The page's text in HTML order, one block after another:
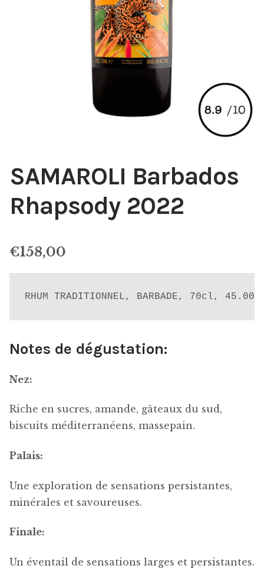
SAMAROLI Barbados
Rhapsody 2022
€158,00
RHUM TRADITIONNEL, BARBADE, 70cl, 45.00%
Notes de dégustation:
Nez:
Riche en sucres, amande, gâteaux du sud,
biscuits méditerranéens, massepain.
Palais:
Une exploration de sensations persistantes,
minérales et savoureuses.
Finale:
Un éventail de sensations larges et persistantes.